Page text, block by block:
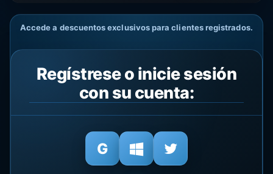
Accede a descuentos exclusivos para clientes registrados.
Regístrese o inicie sesión
con su cuenta: